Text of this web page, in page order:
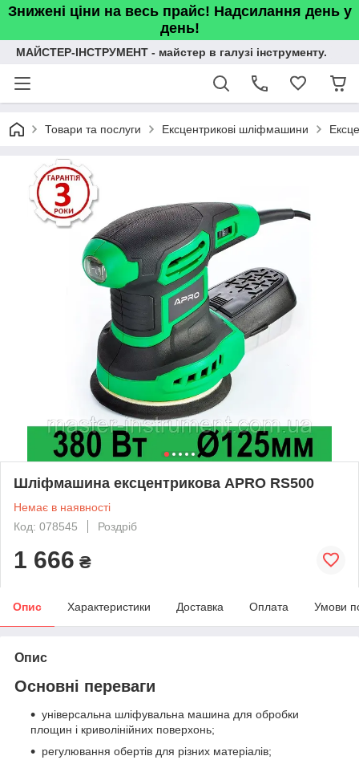
Знижені ціни на весь прайс! Надсилання день у
день!
МАЙСТЕР-ІНСТРУМЕНТ - майстер в галузі інструменту.
Товари та послуги Ексцентрикові шліфмашини
Шліфмашина ексцентрикова APRO RS500
Немає в наявності
Код: 078545
Роздріб
1 666 ₴
Опис Характеристики Доставка Оплата Умови
Опис
Основні переваги
універсальна шліфувальна машина для обробки
площин і криволінійних поверхонь;
регулювання обертів для різних матеріалів;